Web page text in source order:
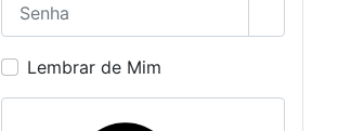
Lembrar de Mim